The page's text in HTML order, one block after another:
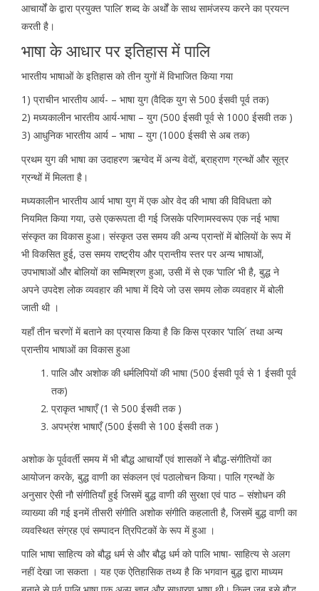
आचार्यों के द्वारा प्रयुक्त ‘पालि’ शब्द के अर्थों के साथ सामंजस्य करने का प्रयत्न
करती है।
भाषा के आधार पर इतिहास में पालि
भारतीय भाषाओं के इतिहास को तीन युगों में विभाजित किया गया
1) प्राचीन भारतीय आर्य- – भाषा युग (वैदिक युग से 500 ईसवी पूर्व तक)
2) मध्यकालीन भारतीय आर्य-भाषा – युग (500 ईसवी पूर्व से 1000 ईसवी तक )
3) आधुनिक भारतीय आर्य – भाषा – युग (1000 ईसवी से अब तक)
प्रथम युग की भाषा का उदाहरण ऋग्वेद में अन्य वेदों, ब्राह्राण ग्रन्थों और सूत्र
ग्रन्थों में मिलता है।
मध्यकालीन भारतीय आर्य भाषा युग में एक ओर वेद की भाषा की विविधता को
नियमित किया गया, उसे एकरूपता दी गई जिसके परिणामस्वरूप एक नई भाषा
संस्कृत का विकास हुआ। संस्कृत उस समय की अन्य प्रान्तों में बोलियों के रूप में
भी विकसित हुई, उस समय राष्ट्रीय और प्रान्तीय स्तर पर अन्य भाषाओं,
उपभाषाओं और बोलियों का सम्मिश्रण हुआ, उसी में से एक ‘पालि’ भी है, बुद्ध ने
अपने उपदेश लोक व्यवहार की भाषा में दिये जो उस समय लोक व्यवहार में बोली
जाती थी ।
यहाँ तीन चरणों में बताने का प्रयास किया है कि किस प्रकार ‘पालि´ तथा अन्य
प्रान्तीय भाषाओं का विकास हुआ
पालि और अशोक की धर्मलिपियों की भाषा (500 ईसवी पूर्व से 1 ईसवी पूर्व
तक)
प्राकृत भाषाएँ (1 से 500 ईसवी तक )
अपभ्रंश भाषाएँ (500 ईसवी से 100 ईसवी तक )
अशोक के पूर्ववर्ती समय में भी बौद्ध आचार्यों एवं शासकों ने बौद्ध-संगीतियों का
आयोजन करके, बुद्ध वाणी का संकलन एवं पठालोचन किया। पालि ग्रन्थों के
अनुसार ऐसी नौ संगीतियाँ हुई जिसमें बुद्ध वाणी की सुरक्षा एवं पाठ – संशोधन की
व्याख्या की गई इनमें तीसरी संगीति अशोक संगीति कहलाती है, जिसमें बुद्ध वाणी का
व्यवस्थित संग्रह एवं सम्पादन त्रिपिटकों के रूप में हुआ ।
पालि भाषा साहित्य को बौद्ध धर्म से और बौद्ध धर्म को पालि भाषा- साहित्य से अलग
नहीं देखा जा सकता । यह एक ऐतिहासिक तथ्य है कि भगवान बुद्ध द्वारा माध्यम